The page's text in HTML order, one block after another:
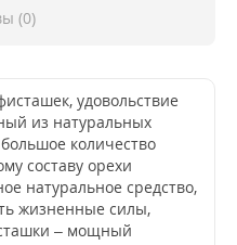
(0)
удовольствие
из натуральных
количество
составу орехи
натуральное средство,
жизненные силы,
– мощный